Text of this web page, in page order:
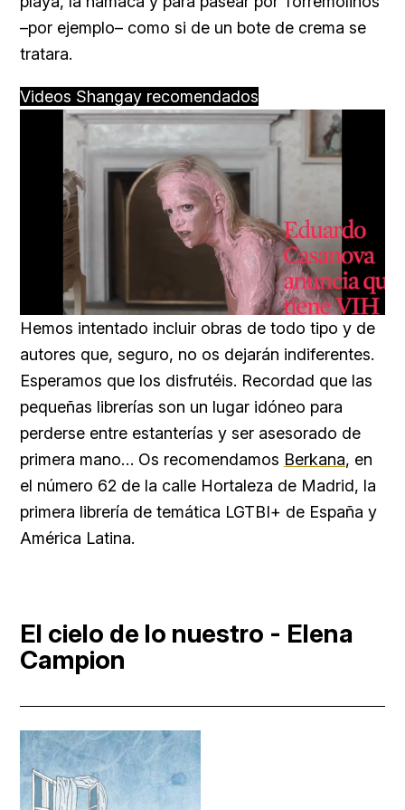
–por ejemplo– como si de un bote de crema se
tratara.
Videos Shangay recomendados
Unmute Loaded :
66.12%
Hemos intentado incluir obras de todo tipo y de
autores que, seguro, no os dejarán indiferentes.
Esperamos que los disfrutéis. Recordad que las
pequeñas librerías son un lugar idóneo para
perderse entre estanterías y ser asesorado de
primera mano… Os recomendamos Berkana, en
el número 62 de la calle Hortaleza de Madrid, la
primera librería de temática LGTBI+ de España y
América Latina.
El cielo de lo nuestro - Elena
Campion